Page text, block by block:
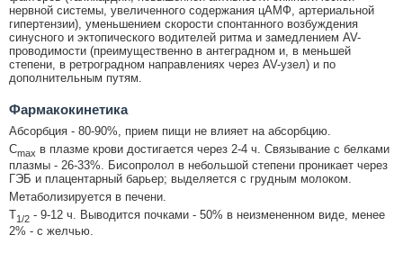
нервной системы, увеличенного содержания цАМФ, артериальной
гипертензии), уменьшением скорости спонтанного возбуждения
синусного и эктопического водителей ритма и замедлением AV-
проводимости (преимущественно в антеградном и, в меньшей
степени, в ретроградном направлениях через AV-узел) и по
дополнительным путям.
Фармакокинетика
Абсорбция - 80-90%, прием пищи не влияет на абсорбцию.
Cmax в плазме крови достигается через 2-4 ч. Связывание с белками
плазмы - 26-33%. Бисопролол в небольшой степени проникает через
ГЭБ и плацентарный барьер; выделяется с грудным молоком.
Метаболизируется в печени.
T1/2 - 9-12 ч. Выводится почками - 50% в неизмененном виде, менее
2% - с желчью.